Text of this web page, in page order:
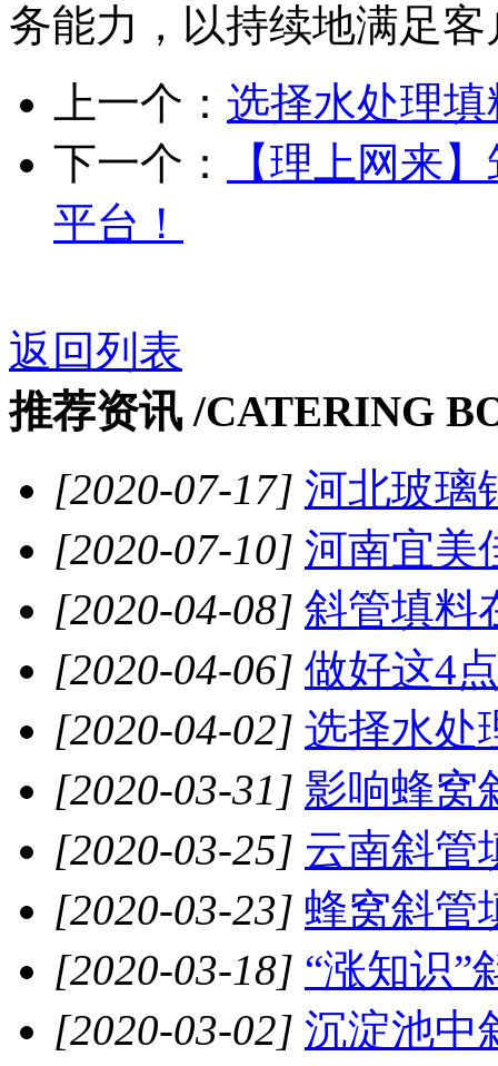
务能力，以持续地满足
上一个： 选择水处理
下一个：
【理上网来
平台！
返回列表
推荐资讯 /CATERING
[2020-07-17] 河北玻璃
[2020-07-10] 河南宜美
[2020-04-08] 斜管填料
[2020-04-06] 做好这4
[2020-04-02] 选择水处
[2020-03-31] 影响蜂窝
[2020-03-25] 云南斜管
[2020-03-23] 蜂窝斜管
[2020-03-18] “涨知识”
[2020-03-02] 沉淀池中